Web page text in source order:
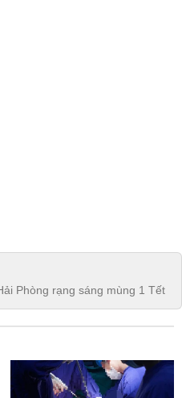
Phòng rạng sáng mùng 1 Tết